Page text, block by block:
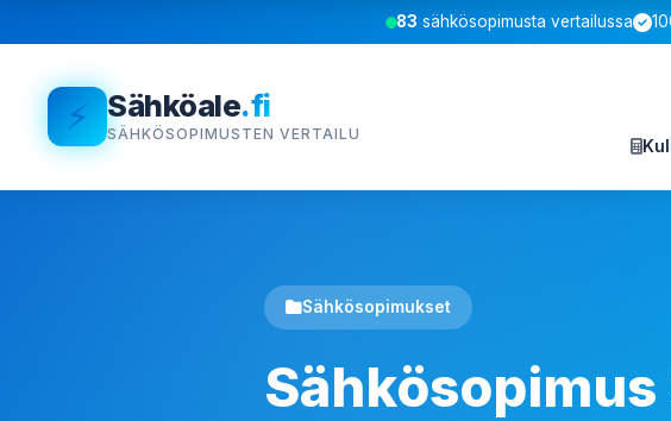
83 sähkösopimusta vertailussa
⚡ Sähköale.fi
SÄHKÖSOPIMUSTEN VERTAILU
Sähkösopimukset